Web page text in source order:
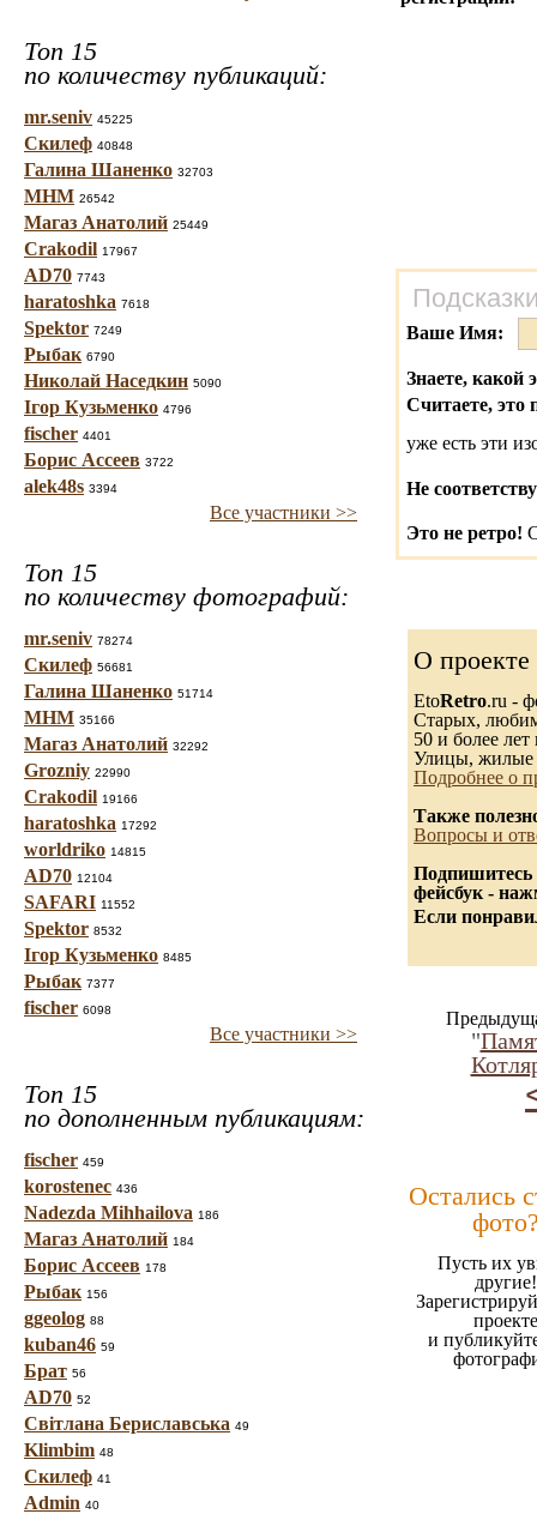
Топ 15
по количеству публикаций:
mr.seniv 45225
Скилеф 40848
Галина Шаненко 32703
МНМ 26542
Магаз Анатолий 25449
Crakodil 17967
AD70 7743
haratoshka 7618
Spektor 7249
Рыбак 6790
Николай Наседкин 5090
Ігор Кузьменко 4796
fischer 4401
Борис Ассеев 3722
alek48s 3394
Все участники >>
Топ 15
по количеству фотографий:
mr.seniv 78274
Скилеф 56681
Галина Шаненко 51714
МНМ 35166
Магаз Анатолий 32292
Grozniy 22990
Crakodil 19166
haratoshka 17292
worldriko 14815
AD70 12104
SAFARI 11552
Spektor 8532
Ігор Кузьменко 8485
Рыбак 7377
fischer 6098
Все участники >>
Топ 15
по дополненным публикациям:
fischer 459
korostenec 436
Nadezda Mihhailova 186
Магаз Анатолий 184
Борис Ассеев 178
Рыбак 156
ggeolog 88
kuban46 59
Брат 56
AD70 52
Світлана Бериславська 49
Klimbim 48
Скилеф 41
Admin 40
Ваше Имя:
Знаете, какой
Считаете, это
уже есть эти
Не
Это не ретро!
О проекте
EtoRetro.ru -
Старых,
50 и более лет
Улицы, жилые
Подробнее о
Также
Вопросы и
Подпишитесь
фейсбук -
Если
"
Остались
Пусть их
другие!
проекте
и